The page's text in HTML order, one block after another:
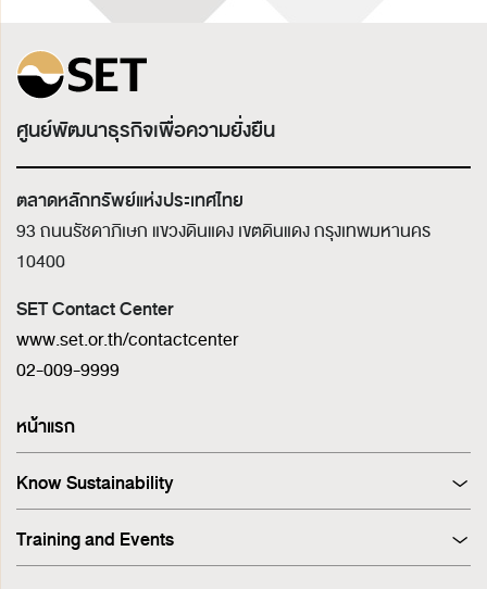
ศูนย์พัฒนาธุรกิจเพื่อความยั่งยืน
ตลาดหลักทรัพย์แห่งประเทศไทย
93 ถนนรัชดาภิเษก แขวงดินแดง เขตดินแดงกรุงเทพมหานคร
10400
SET Contact Center
www.set.or.th/contactcenter
02-009-9999
หน้าแรก
Know Sustainability
Sustainability at A Glance
Principles and Guidelines
Corporate Governance
Training and Events
Training